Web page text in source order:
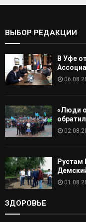
ВЫБОР РЕДАКЦИИ
В Уфе
«Люди
Рустам
ЗДОРОВЬЕ